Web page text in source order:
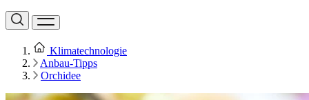
Klimatechnologie
Anbau-Tipps
Orchidee